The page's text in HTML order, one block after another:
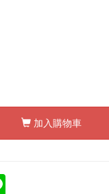
加入購物車